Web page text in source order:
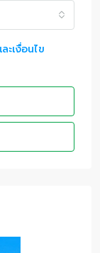
ะเงื่อนไข